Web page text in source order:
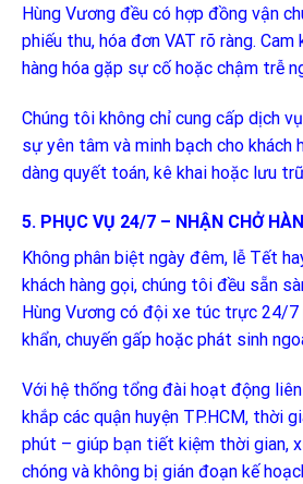
Hùng Vương đều có hợp đồng vận
phiếu thu, hóa đơn VAT rõ ràng.
hàng hóa gặp sự cố hoặc chậm trễ
Chúng tôi không chỉ cung cấp dịch
sự yên tâm và minh bạch cho khách
dàng quyết toán, kê khai hoặc lưu
5. PHỤC VỤ 24/7 – NHẬN CHỞ
Không phân biệt ngày đêm, lễ Tết
khách hàng gọi, chúng tôi đều sẵn
Hùng Vương có đội xe túc trực 24/7
khẩn, chuyến gấp hoặc phát sinh
Với hệ thống tổng đài hoạt động
khắp các quận huyện TP.HCM, thời
phút – giúp bạn tiết kiệm thời gian,
chóng và không bị gián đoạn kế